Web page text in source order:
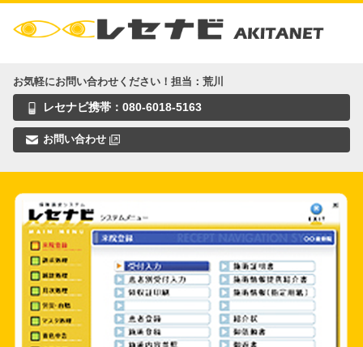
お気軽にお問い合わせください！担当：荒川
レセナビ携帯：080-6018-5163
お問い合わせ